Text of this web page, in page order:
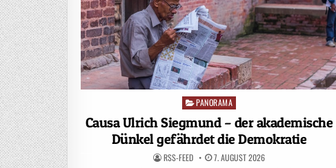
Posted
PANORAMA
Causa Ulrich Siegmund – der akademische
Dünkel gefährdet die Demokratie
RSS-FEED 7. AUGUST 2026